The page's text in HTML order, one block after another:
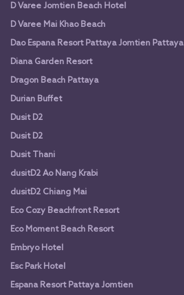
D Varee Jomtien Beach Hotel
D Varee Mai Khao Beach
Dao Espana Resort Pattaya Jomtien Pattaya
Diana Garden Resort
Dragon Beach Pattaya
Durian Buffet
Dusit D2
Dusit D2
Dusit Thani
dusitD2 Ao Nang Krabi
dusitD2 Chiang Mai
Eco Cozy Beachfront Resort
Eco Moment Beach Resort
Embryo Hotel
Esc Park Hotel
Espana Resort Pattaya Jomtien